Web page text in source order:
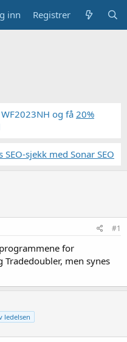
inn Registrer
og få 20%
SEO-sjekk med Sonar SEO
#1
for
men synes
ledelsen